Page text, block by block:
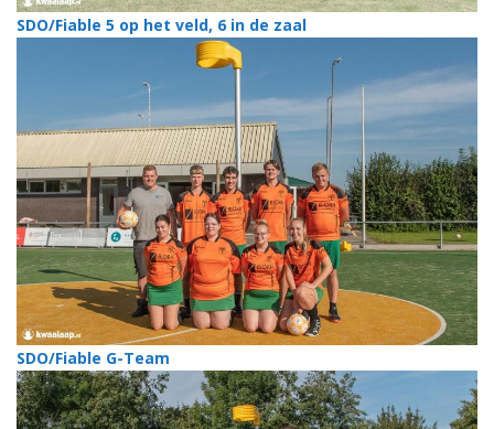
SDO/Fiable 5 op het veld, 6 in de zaal
SDO/Fiable G-Team